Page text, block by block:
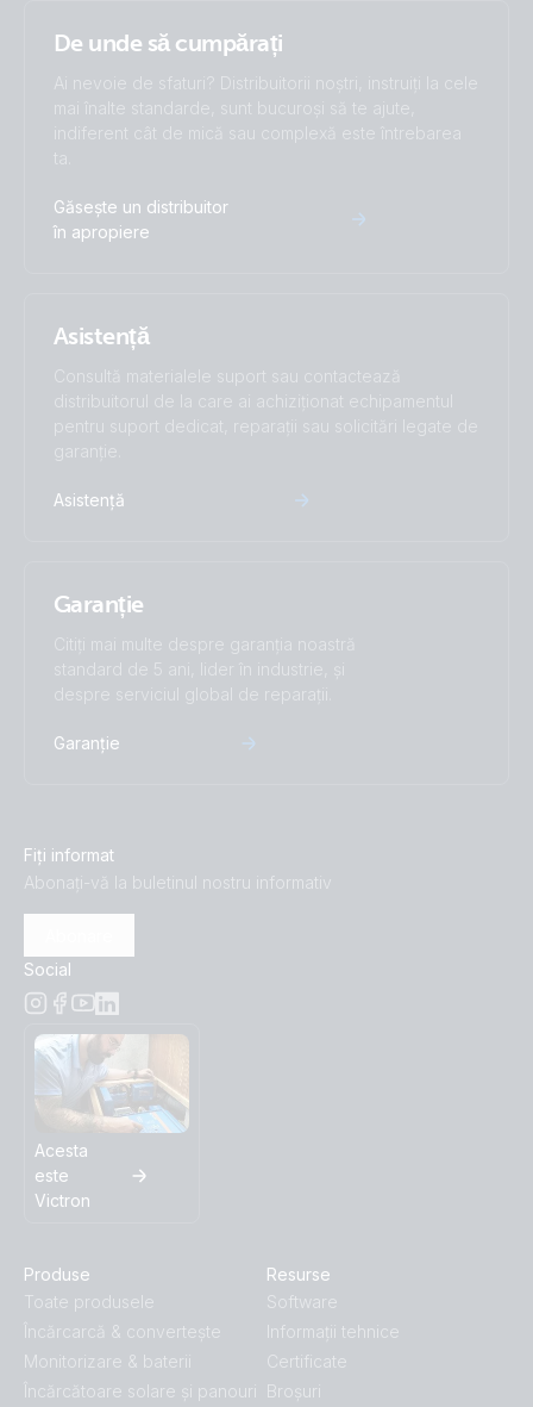
De unde să cumpărați
Ai nevoie de sfaturi? Distribuitorii noștri, instruiți la cele
mai înalte standarde, sunt bucuroși să te ajute,
indiferent cât de mică sau complexă este întrebarea
ta.
Găsește un distribuitor
în apropiere
Asistență
Consultă materialele suport sau contactează
distribuitorul de la care ai achiziționat echipamentul
pentru suport dedicat, reparații sau solicitări legate de
garanție.
Asistență
Garanție
Citiți mai multe despre garanția noastră
standard de 5 ani, lider în industrie, și
despre serviciul global de reparații.
Garanție
Fiți informat
Abonați-vă la buletinul nostru informativ
Social
Acesta
este
Victron
Produse
Toate produsele
Încărcarcă & convertește
Monitorizare & baterii
Încărcătoare solare și panouri
Resurse
Software
Informații tehnice
Certificate
Broșuri